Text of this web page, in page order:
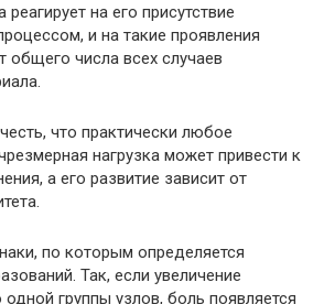
на его присутствие
и на такие проявления
общего числа всех случаев
что практически любое
нагрузка может привести к
а его развитие зависит от
по которым определяется
Так, если увеличение
группы узлов, боль появляется